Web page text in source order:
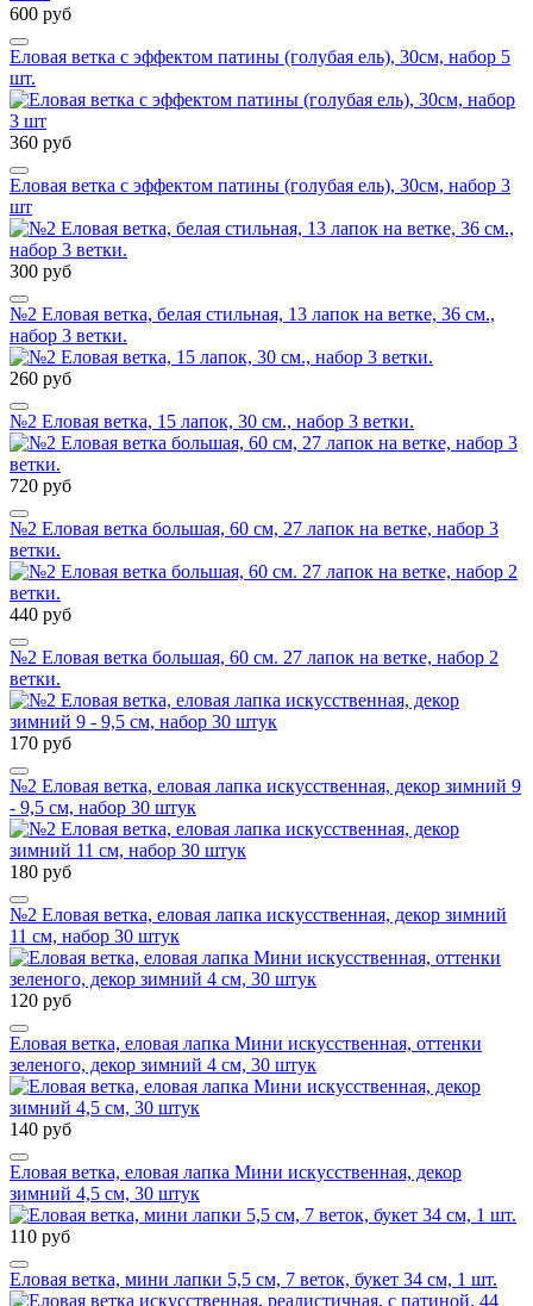
600 руб
Еловая ветка с эффектом патины (голубая ель), 30см, набор 5
шт.
360 руб
Еловая ветка с эффектом патины (голубая ель), 30см, набор 3
шт
300 руб
№2 Еловая ветка, белая стильная, 13 лапок на ветке, 36 см.,
набор 3 ветки.
260 руб
№2 Еловая ветка, 15 лапок, 30 см., набор 3 ветки.
720 руб
№2 Еловая ветка большая, 60 см, 27 лапок на ветке, набор 3
ветки.
440 руб
№2 Еловая ветка большая, 60 см. 27 лапок на ветке, набор 2
ветки.
170 руб
№2 Еловая ветка, еловая лапка искусственная, декор зимний 9
- 9,5 см, набор 30 штук
180 руб
№2 Еловая ветка, еловая лапка искусственная, декор зимний
11 см, набор 30 штук
120 руб
Еловая ветка, еловая лапка Мини искусственная, оттенки
зеленого, декор зимний 4 см, 30 штук
140 руб
Еловая ветка, еловая лапка Мини искусственная, декор
зимний 4,5 см, 30 штук
110 руб
Еловая ветка, мини лапки 5,5 см, 7 веток, букет 34 см, 1 шт.